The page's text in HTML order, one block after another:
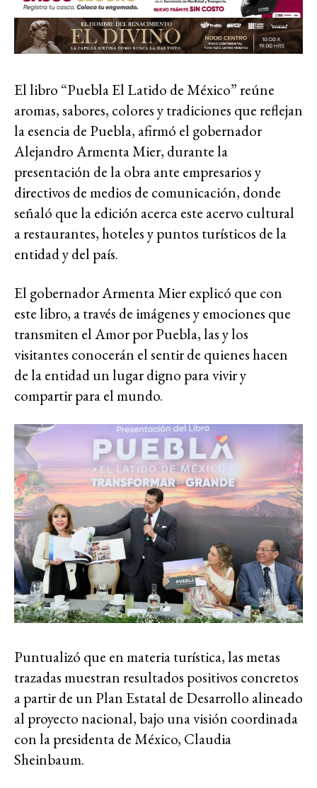
El libro “Puebla El Latido de México” reúne
aromas, sabores, colores y tradiciones que reflejan
la esencia de Puebla, afirmó el gobernador
Alejandro Armenta Mier, durante la
presentación de la obra ante empresarios y
directivos de medios de comunicación, donde
señaló que la edición acerca este acervo cultural
a restaurantes, hoteles y puntos turísticos de la
entidad y del país.
El gobernador Armenta Mier explicó que con
este libro, a través de imágenes y emociones que
transmiten el Amor por Puebla, las y los
visitantes conocerán el sentir de quienes hacen
de la entidad un lugar digno para vivir y
compartir para el mundo.
Puntualizó que en materia turística, las metas
trazadas muestran resultados positivos concretos
a partir de un Plan Estatal de Desarrollo alineado
al proyecto nacional, bajo una visión coordinada
con la presidenta de México, Claudia
Sheinbaum.